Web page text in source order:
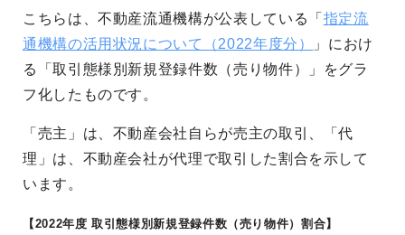
こちらは、不動産流通機構が公表している「 指定流
通機構の活用状況について（2022年度分）
」におけ
る「取引態様別新規登録件数（売り物件）」をグラ
フ化したものです。
「売主」は、不動産会社自らが売主の取引、「代
理」は、不動産会社が代理で取引した割合を示して
います。
【2022年度 取引態様別新規登録件数（売り物件）割合】